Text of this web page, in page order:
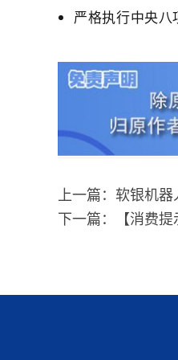
严格执行中央
上一篇：软银机
下一篇：【消费